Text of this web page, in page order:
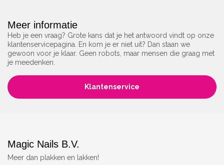
Meer informatie
Heb je een vraag? Grote kans dat je het antwoord vindt op onze
klantenservicepagina. En kom je er niet uit? Dan staan we
gewoon voor je klaar. Geen robots, maar mensen die graag met
je meedenken.
Klantenservice
Magic Nails B.V.
Meer dan plakken en lakken!